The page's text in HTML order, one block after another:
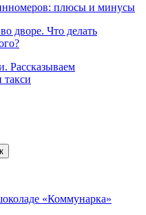
плюсы и минусы
дворе. Что делать
Рассказываем
такси
«Коммунарка»